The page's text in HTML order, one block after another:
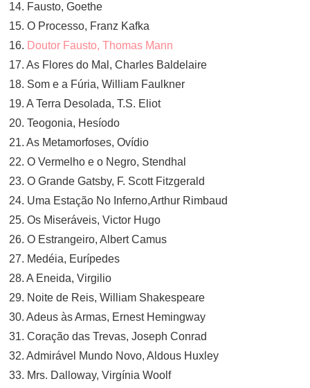
14. Fausto, Goethe
15. O Processo, Franz Kafka
16. Doutor Fausto, Thomas Mann
17. As Flores do Mal, Charles Baldelaire
18. Som e a Fúria, William Faulkner
19. A Terra Desolada, T.S. Eliot
20. Teogonia, Hesíodo
21. As Metamorfoses, Ovídio
22. O Vermelho e o Negro, Stendhal
23. O Grande Gatsby, F. Scott Fitzgerald
24. Uma Estação No Inferno,Arthur Rimbaud
25. Os Miseráveis, Victor Hugo
26. O Estrangeiro, Albert Camus
27. Medéia, Eurípedes
28. A Eneida, Virgilio
29. Noite de Reis, William Shakespeare
30. Adeus às Armas, Ernest Hemingway
31. Coração das Trevas, Joseph Conrad
32. Admirável Mundo Novo, Aldous Huxley
33. Mrs. Dalloway, Virgínia Woolf